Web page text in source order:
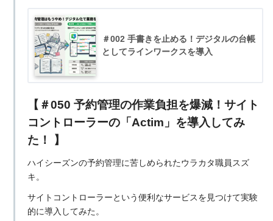
＃002 手書きを止める！デジタルの台帳
としてラインワークスを導入
【＃050 予約管理の作業負担を爆減！サイト
コントローラーの「Actim」を導入してみ
た！ 】
ハイシーズンの予約管理に苦しめられたウラカタ職員スズ
キ。
サイトコントローラーという便利なサービスを見つけて実験
的に導入してみた。